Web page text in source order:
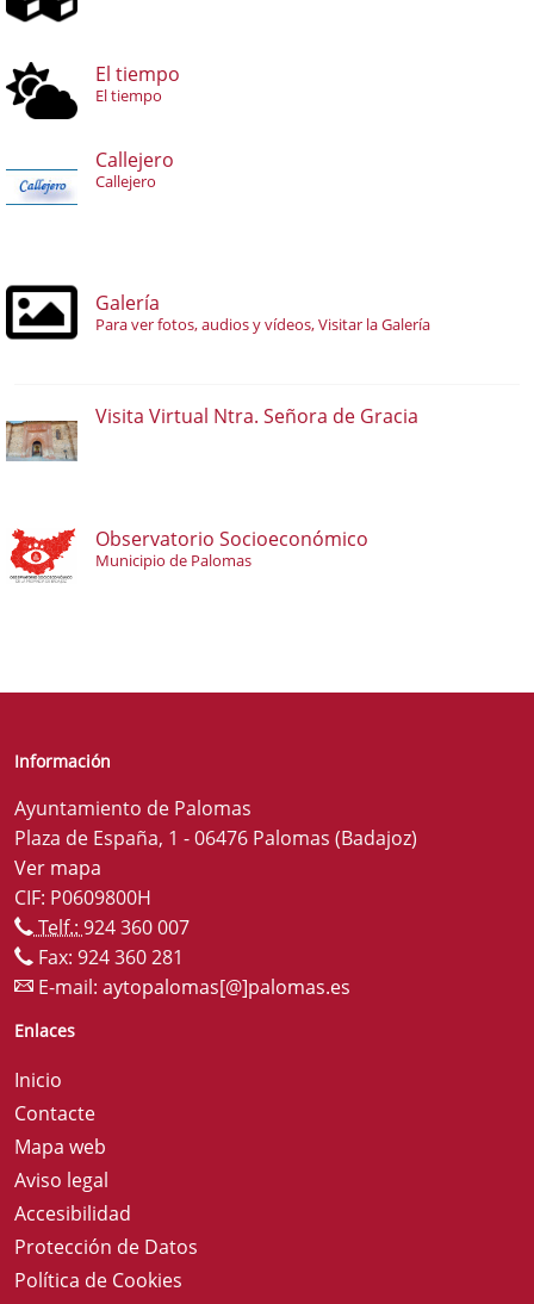
El tiempo
El tiempo
Callejero
Callejero
Galería
Para ver fotos, audios y vídeos, Visitar la Galería
Visita Virtual Ntra. Señora de Gracia
Observatorio Socioeconómico
Municipio de Palomas
Información
Ayuntamiento de Palomas
Plaza de España, 1 - 06476 Palomas (Badajoz)
Ver mapa
CIF: P0609800H
Telf.: 924 360 007
Fax: 924 360 281
E-mail: aytopalomas[@]palomas.es
Enlaces
Inicio
Contacte
Mapa web
Aviso legal
Accesibilidad
Protección de Datos
Política de Cookies